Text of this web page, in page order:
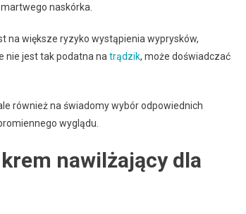
naskórka.
na większe ryzyko wystąpienia wyprysków,
nie jest tak podatna na trądzik, może doświadczać
również na świadomy wybór odpowiednich
wyglądu.
nawilżający dla